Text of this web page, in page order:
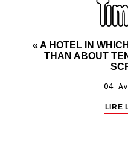
« A HOTEL IN
THAN ABOUT
04
LIRE